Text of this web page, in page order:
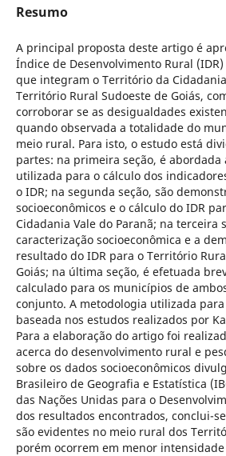
Resumo
A principal proposta deste artigo é
Índice de Desenvolvimento Rural
que integram o Território da
Território Rural Sudoeste de Goiás,
corroborar se as desigualdades
quando observada a totalidade do
meio rural. Para isto, o estudo está
partes: na primeira seção, é
utilizada para o cálculo dos
o IDR; na segunda seção, são
socioeconômicos e o cálculo do IDR
Cidadania Vale do Paranã; na terceira
caracterização socioeconômica e a
resultado do IDR para o Território
Goiás; na última seção, é efetuada
calculado para os municípios de
conjunto. A metodologia utilizada
baseada nos estudos realizados por
Para a elaboração do artigo foi
acerca do desenvolvimento rural e
sobre os dados socioeconômicos
Brasileiro de Geografia e Estatística
das Nações Unidas para o
dos resultados encontrados, conclui-
são evidentes no meio rural dos
porém ocorrem em menor intensidade